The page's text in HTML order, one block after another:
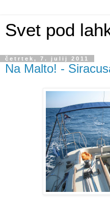
Svet pod
četrtek, 7. julij 2011
Na Malto! -